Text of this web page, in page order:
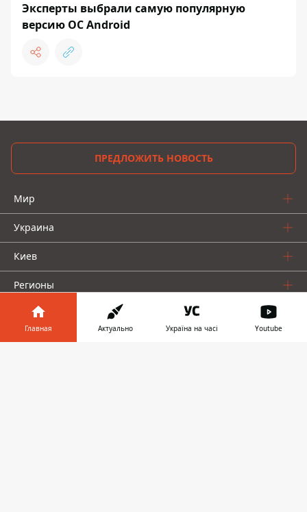
Эксперты выбрали самую популярную
версию ОС Android
ПРЕДЛОЖИТЬ НОВОСТЬ
Мир
Украина
Киев
Регионы
Деньги
Шоу-биз
Главная Актуально Україна на часі Youtube